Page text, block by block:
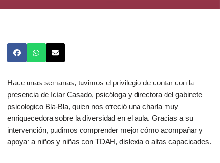
Hace unas semanas, tuvimos el privilegio de contar con la
presencia de Icíar Casado, psicóloga y directora del gabinete
psicológico Bla-Bla, quien nos ofreció una charla muy
enriquecedora sobre la diversidad en el aula. Gracias a su
intervención, pudimos comprender mejor cómo acompañar y
apoyar a niños y niñas con TDAH, dislexia o altas capacidades.